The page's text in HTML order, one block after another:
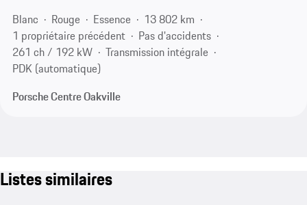
Blanc
Rouge Essence
13 802 km
1 propriétaire précédent
Pas d'accidents
261 ch / 192 kW
Transmission intégrale
PDK (automatique)
Porsche Centre Oakville
Listes similaires